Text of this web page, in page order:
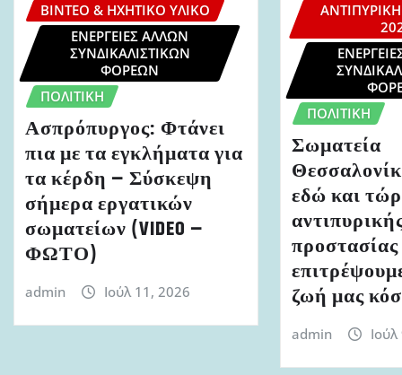
ΒΊΝΤΕΟ & ΗΧΗΤΙΚΌ ΥΛΙΚΌ
ΕΝΈΡΓΕΙΕΣ ΆΛΛΩΝ
ΣΥΝΔΙΚΑΛΙΣΤΙΚΏΝ
ΦΟΡΈΩΝ
ΠΟΛΙΤΙΚΉ
Ασπρόπυργος: Φτάνει
πια με τα εγκλήματα για
τα κέρδη – Σύσκεψη
σήμερα εργατικών
σωματείων (VIDEO –
ΦΩΤΟ)
admin Ιούλ 11, 2026
ΠΟΛΙΤΙΚΉ
Σωματεία
εδώ και
ζωή μας
admin